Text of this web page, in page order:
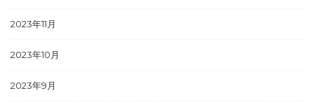
2023年11月
2023年10月
2023年9月